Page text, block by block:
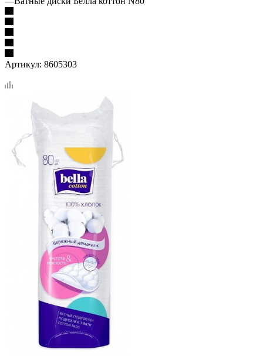
Артикул: 8605303